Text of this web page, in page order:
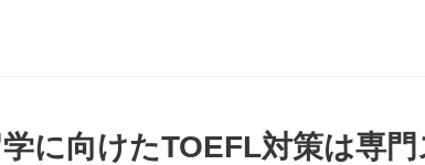
に向けたTOEFL対策は専